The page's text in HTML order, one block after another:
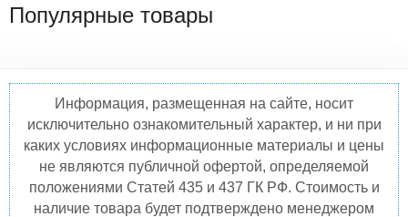
Популярные товары
Информация, размещенная на сайте, носит
исключительно ознакомительный характер, и ни при
каких условиях информационные материалы и цены
не являются публичной офертой, определяемой
положениями Статей 435 и 437 ГК РФ. Стоимость и
наличие товара будет подтверждено менеджером